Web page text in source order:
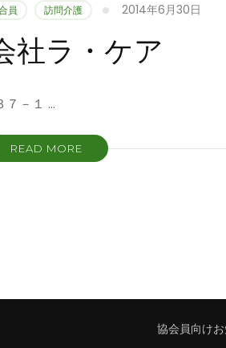
員 訪問介護 2014年6月30日
社ラ・ケア
－１ …
READ MORE
協会員向け